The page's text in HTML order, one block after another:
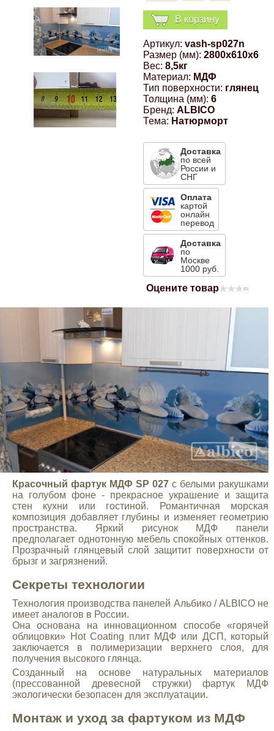
В корзину
Артикул: vash-sp027n
Размер (мм): 2800x610x6
Вес: 8,5кг
Материал: МДФ
Тип поверхности: глянец
Толщина (мм): 6
Бренд: ALBICO
Тема: Натюрморт
Доставка
по всей
России и
СНГ
Оплата
картой
онлайн
перевод
Доставка
по
Москве
1000 руб.
Оцените товар (0)
Красочный фартук МДФ SP 027 с белыми ракушками
на голубом фоне - прекрасное украшение и защита
стен кухни или гостиной. Романтичная морская
композиция добавляет глубины и изменяет геометрию
пространства. Яркий рисунок МДФ панели
предполагает однотонную мебель спокойных оттенков.
Прозрачный глянцевый слой защитит поверхности от
брызг и загрязнений.
Секреты технологии
Технология производства панелей Альбико / ALBICO не
имеет аналогов в России.
Она основана на инновационном способе «горячей
облицовки» Hot Coating плит МДФ или ДСП, который
заключается в полимеризации верхнего слоя, для
получения высокого глянца.
Созданный на основе натуральных материалов
(прессованной древесной стружки) фартук МДФ
экологически безопасен для эксплуатации.
Монтаж и уход за фартуком из МДФ
Компрессионные фитинги Poliext
Honda
Hyundai
Infinity
Renault
Suzuki
Toyota
Volkswagen
УАЗ
Дополнительные товары
Флуоресцентные краски
Эмали универсальные акриловые
Магнитные панели на холодильник